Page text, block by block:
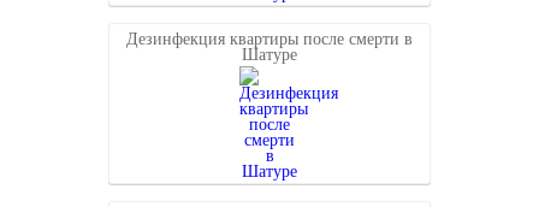
Дезинфекция квартиры после смерти в
Шатуре